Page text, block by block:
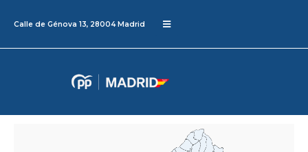
Calle de Génova 13, 28004 Madrid